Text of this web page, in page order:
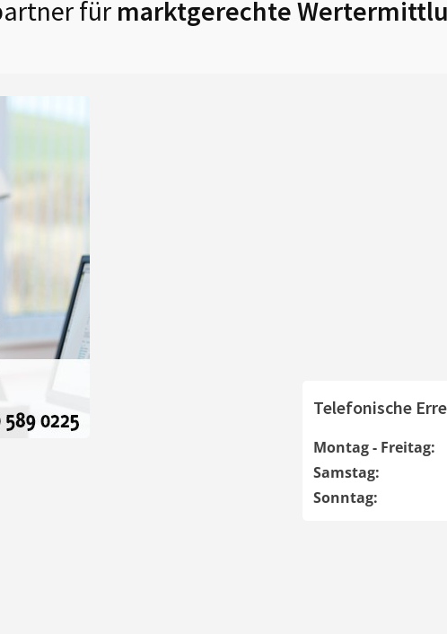
fürmarktgerechte
Telefonische
Montag - Freitag:
Samstag:
Sonntag: